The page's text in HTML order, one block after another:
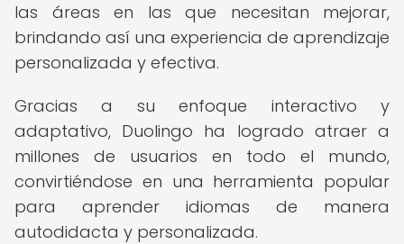
las áreas en las que necesitan mejorar,
brindando así una experiencia de aprendizaje
personalizada y efectiva.
Gracias a su enfoque interactivo y
adaptativo, Duolingo ha logrado atraer a
millones de usuarios en todo el mundo,
convirtiéndose en una herramienta popular
para aprender idiomas de manera
autodidacta y personalizada.